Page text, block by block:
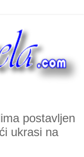
postavljen
ukrasi na